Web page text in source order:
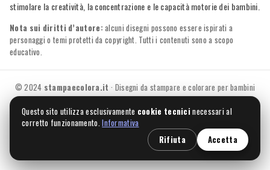
stimolare la creatività, la concentrazione e le capacità motorie dei bambini.
Nota sui diritti d’autore: alcuni disegni possono essere ispirati a
personaggi o temi protetti da copyright. Tutti i contenuti sono a scopo
educativo.
© 2024 stampaecolora.it · Disegni da stampare e colorare per bambini
Questo sito utilizza esclusivamente cookie tecnici necessari al
corretto funzionamento.Informativa
Rifiuta
Accetta